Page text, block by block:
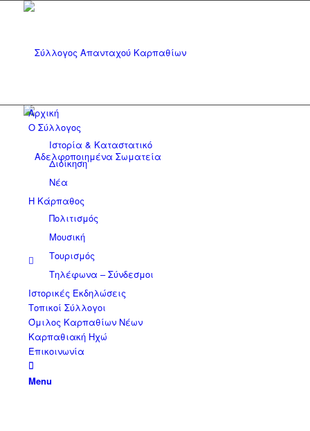
Αρχική
Ο Σύλλογος
Ιστορία & Καταστατικό
Διοίκηση
Νέα
Η Κάρπαθος
Πολιτισμός
Μουσική
Τουρισμός
Τηλέφωνα – Σύνδεσμοι
Ιστορικές Εκδηλώσεις
Τοπικοί Σύλλογοι
Όμιλος Καρπαθίων Νέων
Καρπαθιακή Ηχώ
Επικοινωνία
Menu